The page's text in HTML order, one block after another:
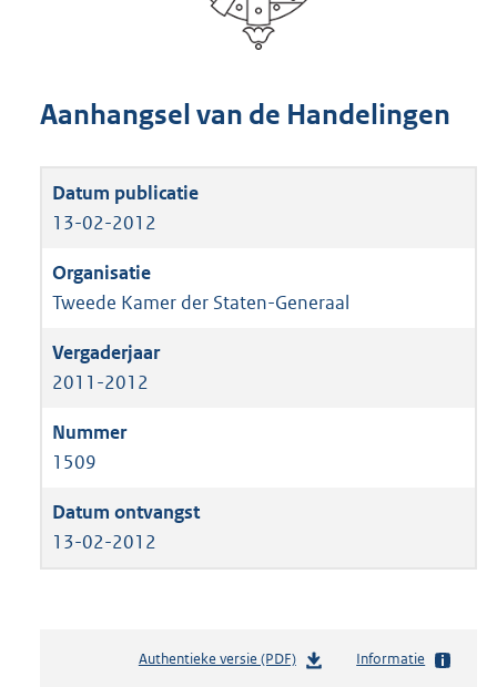
Aanhangsel van de Handelingen
13-02-2012
Tweede Kamer der Staten-Generaal
2011-2012
1509
13-02-2012
Authentieke versie (PDF)b
Informatie